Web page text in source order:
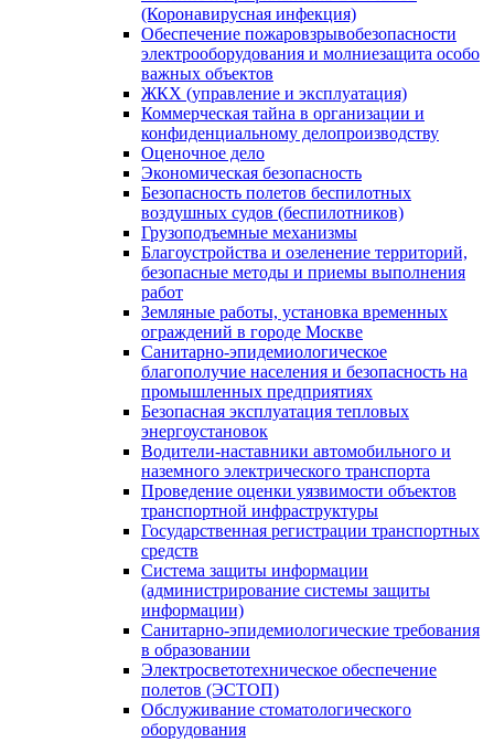
(Коронавирусная инфекция)
Обеспечение пожаровзрывобезопасности
электрооборудования и молниезащита особо
важных объектов
ЖКХ (управление и эксплуатация)
Коммерческая тайна в организации и
конфиденциальному делопроизводству
Оценочное дело
Экономическая безопасность
Безопасность полетов беспилотных
воздушных судов (беспилотников)
Грузоподъемные механизмы
Благоустройства и озеленение территорий,
безопасные методы и приемы выполнения
работ
Земляные работы, установка временных
ограждений в городе Москве
Санитарно-эпидемиологическое
благополучие населения и безопасность на
промышленных предприятиях
Безопасная эксплуатация тепловых
энергоустановок
Водители-наставники автомобильного и
наземного электрического транспорта
Проведение оценки уязвимости объектов
транспортной инфраструктуры
Государственная регистрации транспортных
средств
Система защиты информации
(администрирование системы защиты
информации)
Санитарно-эпидемиологические требования
в образовании
Электросветотехническое обеспечение
полетов (ЭСТОП)
Обслуживание стоматологического
оборудования